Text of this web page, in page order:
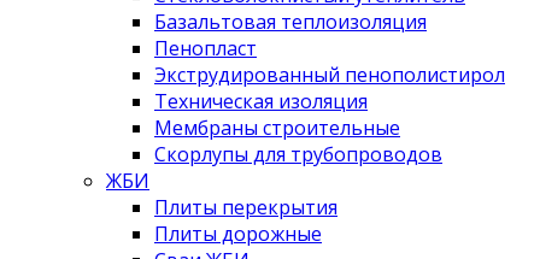
Базальтовая теплоизоляция
Пенопласт
Экструдированный пенополистирол
Техническая изоляция
Мембраны строительные
Скорлупы для трубопроводов
ЖБИ
Плиты перекрытия
Плиты дорожные